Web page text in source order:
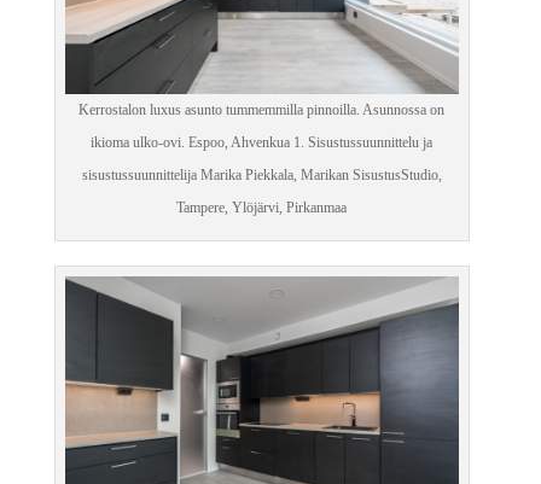
Kerrostalon luxus asunto tummemmilla pinnoilla. Asunnossa on
ikioma ulko-ovi. Espoo, Ahvenkua 1. Sisustussuunnittelu ja
sisustussuunnittelija Marika Piekkala, Marikan SisustusStudio,
Tampere, Ylöjärvi, Pirkanmaa